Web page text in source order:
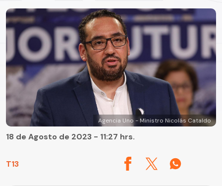
Agencia Uno - Ministro Nicolás Cataldo
T13
18 de Agosto de 2023 - 11:27 hrs.